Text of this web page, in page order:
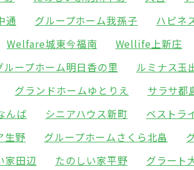
通 グループホーム我孫子 ハピネ
Welfare城東今福南 Wellife上新庄
ループホーム明日香の里 ルミナス玉
グランドホームゆとりえ サラサ都
んば シニアハウス新町 ベストラ
生野 グループホームさくら北畠
家田辺 たのしい家平野
グラート